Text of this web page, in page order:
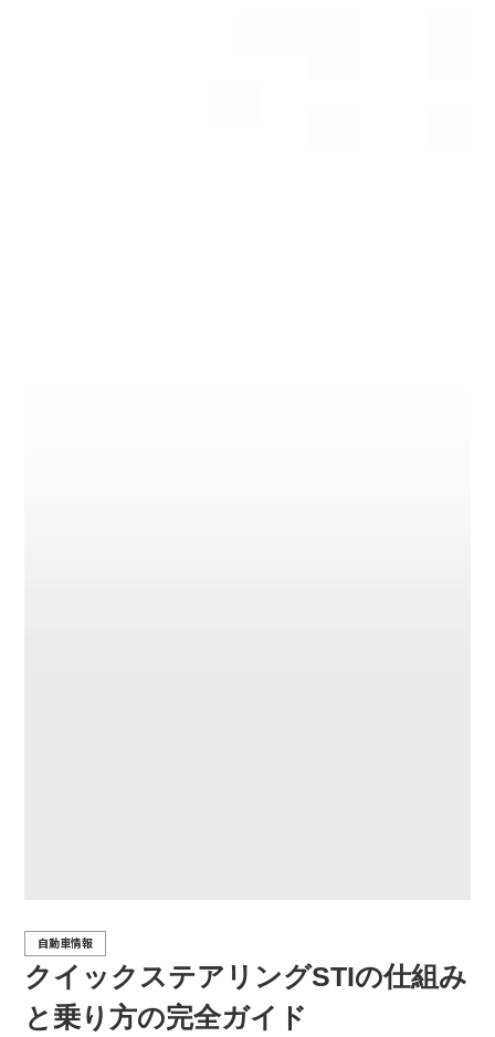
クイックステアリングSTIの仕組み
と乗り方の完全ガイド
自動車情報